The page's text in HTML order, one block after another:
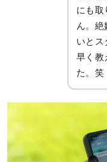
にも取
ん。絶
いとス
早く教
た。笑